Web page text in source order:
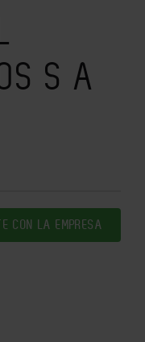
S A
CON LA EMPRESA